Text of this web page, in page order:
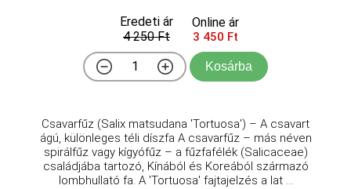
Eredeti ár
4 250 Ft
Online ár
3 450 Ft
Kosárba
Csavarfűz (Salix matsudana 'Tortuosa') – A csavart
ágú, különleges téli díszfa A csavarfűz – más néven
spirálfűz vagy kígyófűz – a fűzfafélék (Salicaceae)
családjába tartozó, Kínából és Koreából származó
lombhullató fa. A 'Tortuosa' fajtajelzés a lat ...